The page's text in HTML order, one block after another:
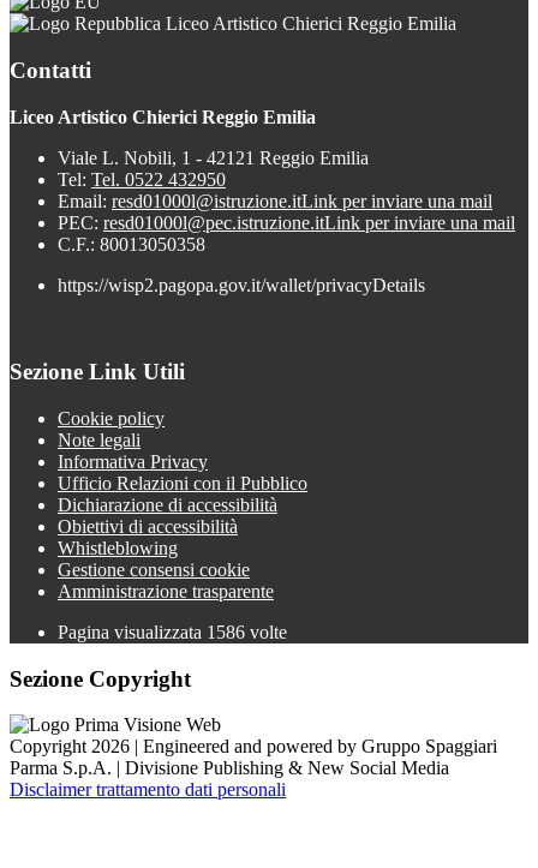
Liceo Artistico Chierici Reggio Emilia
Contatti
Liceo Artistico Chierici Reggio Emilia
Viale L. Nobili, 1 - 42121 Reggio Emilia
Tel: Tel. 0522 432950
Email: resd01000l@istruzione.itLink per inviare una mail
PEC: resd01000l@pec.istruzione.itLink per inviare una mail
C.F.: 80013050358
https://wisp2.pagopa.gov.it/wallet/privacyDetails
Sezione Link Utili
Cookie policy
Note legali
Informativa Privacy
Ufficio Relazioni con il Pubblico
Dichiarazione di accessibilità
Obiettivi di accessibilità
Whistleblowing
Gestione consensi cookie
Amministrazione trasparente
Pagina visualizzata 1586 volte
Sezione Copyright
Copyright 2026 | Engineered and powered by Gruppo Spaggiari
Parma S.p.A. | Divisione Publishing & New Social Media
Disclaimer trattamento dati personali